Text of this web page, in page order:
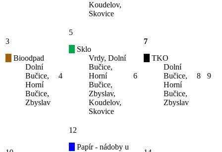
Koudelov,
Skovice
3
Bioodpad
Dolní
Bučice,
Horní
Bučice,
Zbyslav
4
5
Sklo
Vrdy, Dolní
Bučice,
Horní
Bučice,
Zbyslav,
Koudelov,
Skovice
6
7
TKO
Dolní
Bučice,
Horní
Bučice,
Zbyslav
8 9
12
Papír - nádoby u